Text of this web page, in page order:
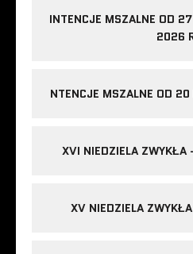
INTENCJE MSZALNE OD
2026
NTENCJE MSZALNE OD
XVI NIEDZIELA
XV NIEDZIELA